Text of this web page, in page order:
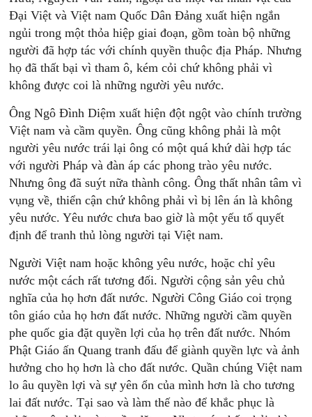
Đại Việt và Việt nam Quốc Dân Đảng xuất hiện ngắn
ngủi trong một thỏa hiệp giai đoạn, gồm toàn bộ những
người đã hợp tác với chính quyền thuộc địa Pháp. Nhưng
họ đã thất bại vì tham ô, kém cỏi chứ không phải vì
không được coi là những người yêu nước.
Ông Ngô Đình Diệm xuất hiện đột ngột vào chính trường
Việt nam và cầm quyền. Ông cũng không phải là một
người yêu nước trái lại ông có một quá khứ dài hợp tác
với người Pháp và đàn áp các phong trào yêu nước.
Nhưng ông đã suýt nữa thành công. Ông thất nhân tâm vì
vụng về, thiển cận chứ không phải vì bị lên án là không
yêu nước. Yêu nước chưa bao giờ là một yếu tố quyết
định để tranh thủ lòng người tại Việt nam.
Người Việt nam hoặc không yêu nước, hoặc chỉ yêu
nước một cách rất tương đối. Người cộng sản yêu chủ
nghĩa của họ hơn đất nước. Người Công Giáo coi trọng
tôn giáo của họ hơn đất nước. Những người cầm quyền
phe quốc gia đặt quyền lợi của họ trên đất nước. Nhóm
Phật Giáo ấn Quang tranh đấu để giành quyền lực và ảnh
hưởng cho họ hơn là cho đất nước. Quần chúng Việt nam
lo âu quyền lợi và sự yên ổn của mình hơn là cho tương
lai đất nước. Tại sao và làm thế nào để khắc phục là